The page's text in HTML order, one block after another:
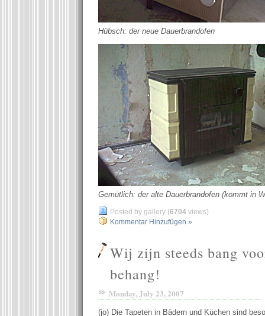
Hübsch: der neue Dauerbrandofen
Gemütlich: der alte Dauerbrandofen (kommt in
Posted by gallery (6704 views)
Kommentar Hinzufügen »
Wij zijn steeds bang
behang!
Monday, July 23, 2007
(jo) Die Tapeten in Bädern und Küchen sind